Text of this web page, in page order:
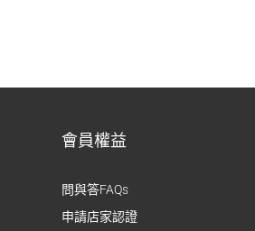
會員權益
問與答FAQs
申請店家認證